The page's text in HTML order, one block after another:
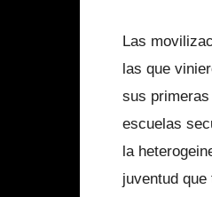
Las
las que
sus
escuelas
la
juventud